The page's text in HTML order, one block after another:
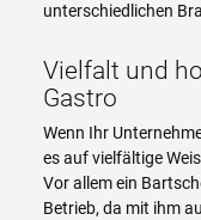
unterschiedlichen
Vielfalt und
Gastro
Wenn Ihr
es auf vielfältige
Vor allem ein
Betrieb, da mit ihm